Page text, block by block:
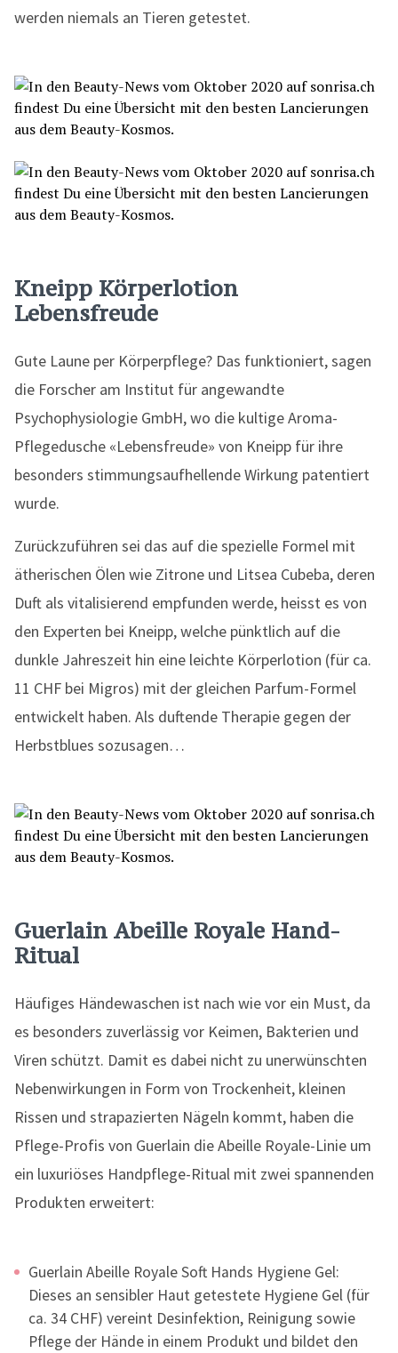
werden niemals an Tieren getestet.
Kneipp Körperlotion
Lebensfreude
Gute Laune per Körperpflege? Das funktioniert, sagen
die Forscher am Institut für angewandte
Psychophysiologie GmbH, wo die kultige Aroma-
Pflegedusche «Lebensfreude» von Kneipp für ihre
besonders stimmungsaufhellende Wirkung patentiert
wurde.
Zurückzuführen sei das auf die spezielle Formel mit
ätherischen Ölen wie Zitrone und Litsea Cubeba, deren
Duft als vitalisierend empfunden werde, heisst es von
den Experten bei Kneipp, welche pünktlich auf die
dunkle Jahreszeit hin eine leichte Körperlotion (für ca.
11 CHF bei Migros) mit der gleichen Parfum-Formel
entwickelt haben. Als duftende Therapie gegen der
Herbstblues sozusagen…
Guerlain Abeille Royale Hand-
Ritual
Häufiges Händewaschen ist nach wie vor ein Must, da
es besonders zuverlässig vor Keimen, Bakterien und
Viren schützt. Damit es dabei nicht zu unerwünschten
Nebenwirkungen in Form von Trockenheit, kleinen
Rissen und strapazierten Nägeln kommt, haben die
Pflege-Profis von Guerlain die Abeille Royale-Linie um
ein luxuriöses Handpflege-Ritual mit zwei spannenden
Produkten erweitert:
Guerlain Abeille Royale Soft Hands Hygiene Gel:
Dieses an sensibler Haut getestete Hygiene Gel (für
ca. 34 CHF) vereint Desinfektion, Reinigung sowie
Pflege der Hände in einem Produkt und bildet den